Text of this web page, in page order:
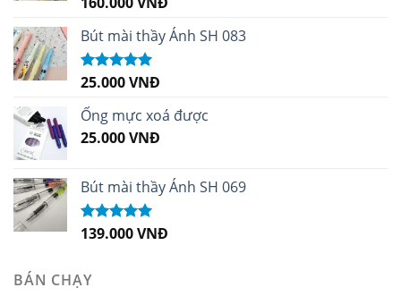
sao
Bút mài thầy Ánh SH 083
Được xếp
sao
25.000VNĐ
Ống mực xoá được
25.000VNĐ
Bút mài thầy Ánh SH 069
Được xếp
139.000VNĐ
BÁN CHẠY